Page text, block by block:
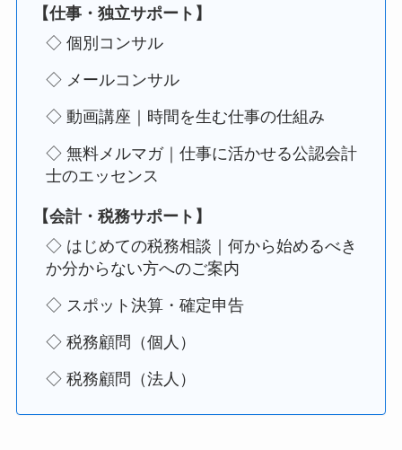
【仕事・独立サポート】
◇ 個別コンサル
◇ メールコンサル
◇ 動画講座｜時間を生む仕事の仕組み
◇ 無料メルマガ｜仕事に活かせる公認会計
士のエッセンス
【会計・税務サポート】
◇ はじめての税務相談｜何から始めるべき
か分からない方へのご案内
◇ スポット決算・確定申告
◇ 税務顧問（個人）
◇ 税務顧問（法人）